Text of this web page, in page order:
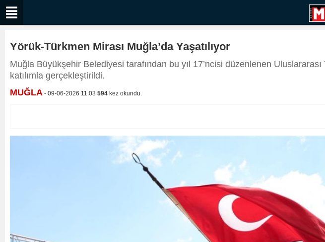
Yörük-Türkmen Mirası Muğla’da Yaşatılıyor
Muğla Büyükşehir Belediyesi tarafından bu yıl 17’ncisi düzenlenen
katılımla gerçekleştirildi.
MUĞLA - 09-06-2026 11:03 594 kez okundu.